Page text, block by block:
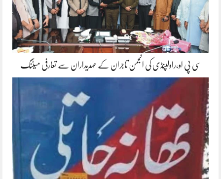
سی پی او،راولپنڈی کی انجمن تاجران کے عہدیداران سے تعارفی میٹنگ